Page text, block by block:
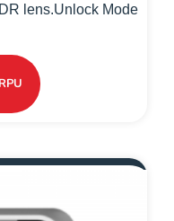
lens.Unlock Mode